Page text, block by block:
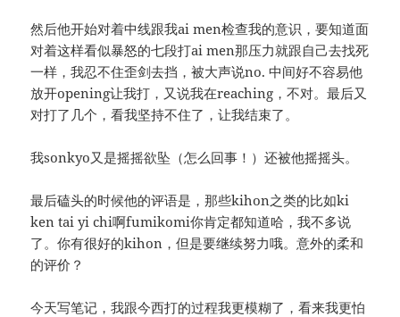
然后他开始对着中线跟我ai men检查我的意识，要知道面
对着这样看似暴怒的七段打ai men那压力就跟自己去找死
一样，我忍不住歪剑去挡，被大声说no. 中间好不容易他
放开opening让我打，又说我在reaching，不对。最后又
对打了几个，看我坚持不住了，让我结束了。
我sonkyo又是摇摇欲坠（怎么回事！）还被他摇摇头。
最后磕头的时候他的评语是，那些kihon之类的比如ki
ken tai yi chi啊fumikomi你肯定都知道哈，我不多说
了。你有很好的kihon，但是要继续努力哦。意外的柔和
的评价？
今天写笔记，我跟今西打的过程我更模糊了，看来我更怕